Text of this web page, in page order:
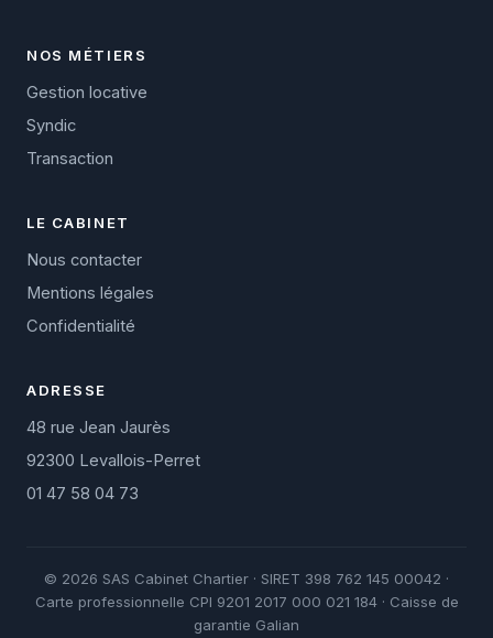
NOS MÉTIERS
Gestion locative
Syndic
Transaction
LE CABINET
Nous contacter
Mentions légales
Confidentialité
ADRESSE
48 rue Jean Jaurès
92300 Levallois-Perret
01 47 58 04 73
© 2026 SAS Cabinet Chartier · SIRET 398 762 145 00042 ·
Carte professionnelle CPI 9201 2017 000 021 184 · Caisse de
garantie Galian